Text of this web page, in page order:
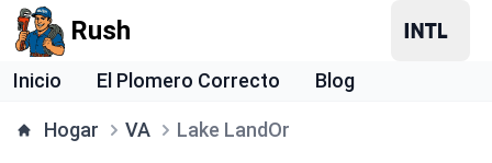
Rush
Inicio El Plomero Correcto Blog
Hogar VA Lake LandOr